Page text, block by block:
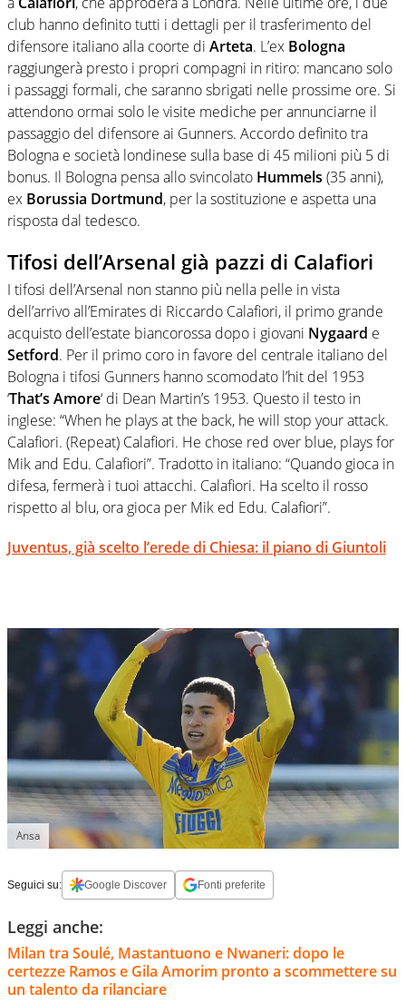
club hanno definito tutti i dettagli per il trasferimento del
difensore italiano alla coorte di Arteta. L’ex Bologna
raggiungerà presto i propri compagni in ritiro: mancano solo
i passaggi formali, che saranno sbrigati nelle prossime ore. Si
attendono ormai solo le visite mediche per annunciarne il
passaggio del difensore ai Gunners. Accordo definito tra
Bologna e società londinese sulla base di 45 milioni più 5 di
bonus. Il Bologna pensa allo svincolato Hummels (35 anni),
ex Borussia Dortmund, per la sostituzione e aspetta una
risposta dal tedesco.
Tifosi dell’Arsenal già pazzi di Calafiori
I tifosi dell’Arsenal non stanno più nella pelle in vista
dell’arrivo all’Emirates di Riccardo Calafiori, il primo grande
acquisto dell’estate biancorossa dopo i giovani Nygaard e
Setford. Per il primo coro in favore del centrale italiano del
Bologna i tifosi Gunners hanno scomodato l’hit del 1953
‘That’s Amore‘ di Dean Martin’s 1953. Questo il testo in
inglese: “When he plays at the back, he will stop your attack.
Calafiori. (Repeat) Calafiori. He chose red over blue, plays for
Mik and Edu. Calafiori”. Tradotto in italiano: “Quando gioca in
difesa, fermerà i tuoi attacchi. Calafiori. Ha scelto il rosso
rispetto al blu, ora gioca per Mik ed Edu. Calafiori”.
Juventus, già scelto l’erede di Chiesa: il piano di Giuntoli
Ansa
Seguici su: Google Discover Fonti preferite
Leggi anche:
Milan tra Soulé, Mastantuono e Nwaneri: dopo le
certezze Ramos e Gila Amorim pronto a scommettere su
un talento da rilanciare